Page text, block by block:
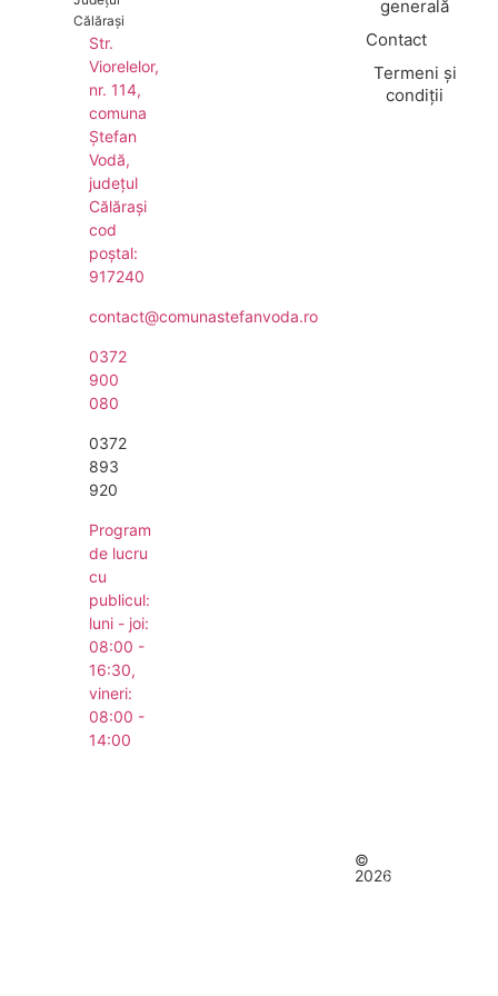
Călărași
Str.
Viorelelor,
nr. 114,
comuna
Ștefan
Vodă,
județul
Călărași
cod
poștal:
917240
contact@comunastefanvoda.ro
0372
900
080
0372
893
920
Program
de lucru
cu
publicul:
luni - joi:
08:00 -
16:30,
vineri:
08:00 -
14:00
generală
Contact
Termeni și
condiții
©
2026drepturile